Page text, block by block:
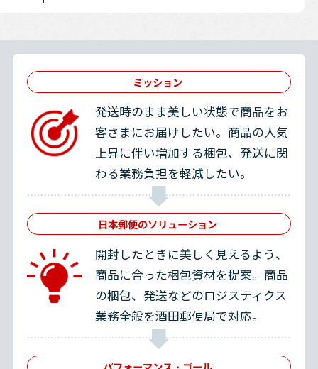
ミッション
発送時のまま美しい状態で商品をお
客さまにお届けしたい。商品の人気
上昇に伴い増加する梱包、発送に関
わる業務負担を軽減したい。
日本郵便のソリューション
開封したときに美しく見えるよう、
商品に合った梱包資材を提案。商品
の梱包、発送などのロジスティクス
業務全般を酒田郵便局で対応。